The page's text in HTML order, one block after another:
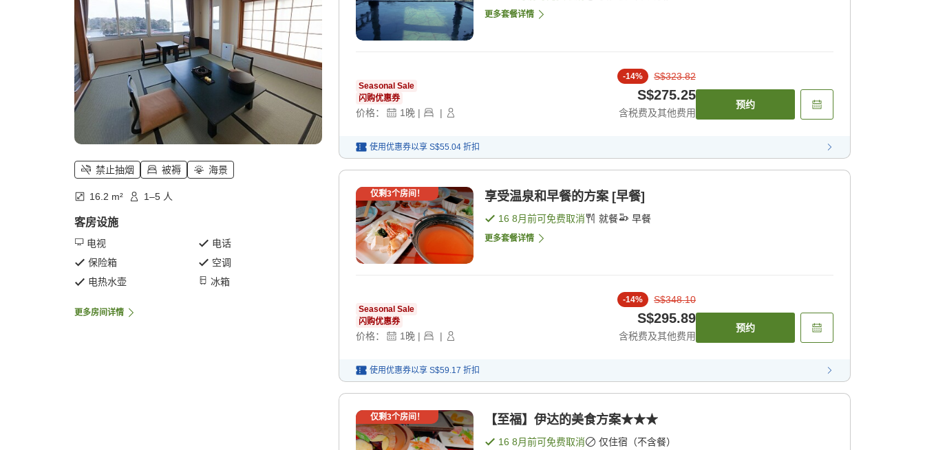
禁止抽烟 被褥 海景
16.2 m² 1–5 人
客房设施
电视
电话
保险箱
空调
电热水壶
冰箱
更多房间详情
更多套餐详情
Seasonal Sale
闪购优惠券
价格： 1晚 | |
-14% S$323.82
S$275.25
含税费及其他费用
预约
使用优惠券以享 S$55.04 折扣
仅剩3个房间！ 享受温泉和早餐的方案 [早餐]
16 8月前可免费取消 就餐 早餐
更多套餐详情
Seasonal Sale
闪购优惠券
价格： 1晚 | |
-14% S$348.10
S$295.89
含税费及其他费用
预约
使用优惠券以享 S$59.17 折扣
仅剩3个房间！ 【至福】伊达的美食方案★★★
16 8月前可免费取消 仅住宿（不含餐）